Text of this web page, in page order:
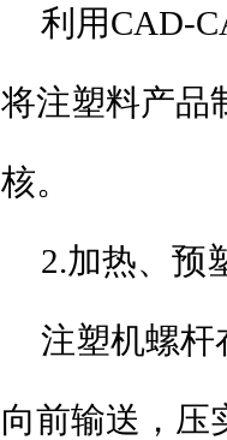
利用CAD-
将注塑料产品
核。
2.加热、预
注塑机螺杆
向前输送，压